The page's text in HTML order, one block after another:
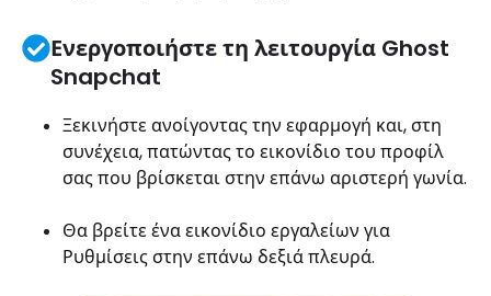
Ενεργοποιήστε τη λειτουργία Ghost
Snapchat
Ξεκινήστε ανοίγοντας την εφαρμογή και, στη
συνέχεια, πατώντας το εικονίδιο του προφίλ
σας που βρίσκεται στην επάνω αριστερή γωνία.
Θα βρείτε ένα εικονίδιο εργαλείων για
Ρυθμίσεις στην επάνω δεξιά πλευρά.